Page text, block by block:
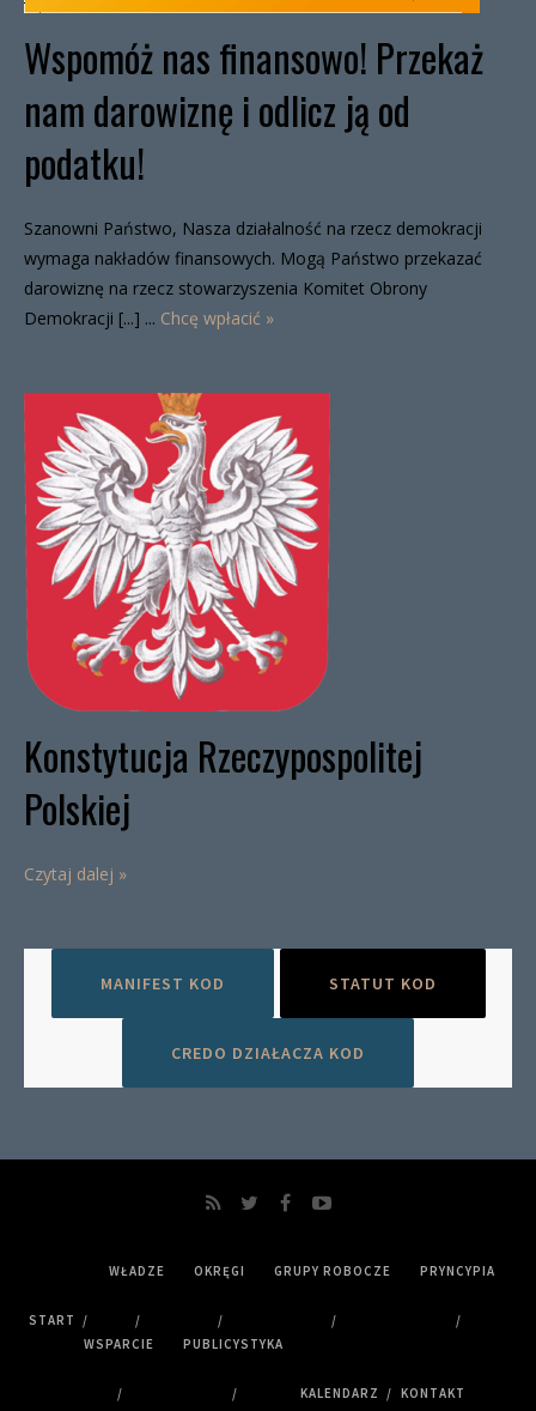
Wspomóż nas finansowo! Przekaż
nam darowiznę i odlicz ją od
podatku!
Szanowni Państwo, Nasza działalność na rzecz demokracji
wymaga nakładów finansowych. Mogą Państwo przekazać
darowiznę na rzecz stowarzyszenia Komitet Obrony
Demokracji [...] ... Chcę wpłacić »
Konstytucja Rzeczypospolitej
Polskiej
Czytaj dalej »
MANIFEST KOD STATUT KOD
CREDO DZIAŁACZA KOD
START
WŁADZE OKRĘGI GRUPY ROBOCZE PRYNCYPIA
WSPARCIE PUBLICYSTYKA
KALENDARZ KONTAKT